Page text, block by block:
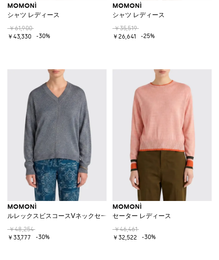
MOMONÌ
シャツ レディース
￥61,900
￥43,330
-30%
MOMONÌ
シャツ レディース
￥35,519
￥26,641
-25%
MOMONÌ
ルレックスビスコースVネックセーター
￥48,254
￥33,777
-30%
MOMONÌ
セーター レディース
￥46,461
￥32,522
-30%